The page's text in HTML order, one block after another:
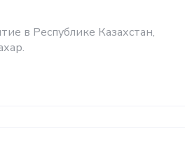
в Республике Казахстан,